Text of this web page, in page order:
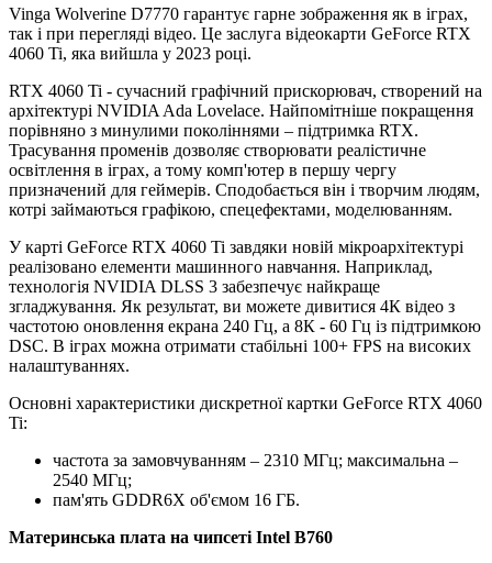
Vinga Wolverine D7770 гарантує гарне зображення як в іграх,
так і при перегляді відео. Це заслуга відеокарти GeForce RTX
4060 Ti, яка вийшла у 2023 році.
RTX 4060 Ti - сучасний графічний прискорювач, створений на
архітектурі NVIDIA Ada Lovelace. Найпомітніше покращення
порівняно з минулими поколіннями – підтримка RTX.
Трасування променів дозволяє створювати реалістичне
освітлення в іграх, а тому комп'ютер в першу чергу
призначений для геймерів. Сподобається він і творчим людям,
котрі займаються графікою, спецефектами, моделюванням.
У карті GeForce RTX 4060 Ti завдяки новій мікроархітектурі
реалізовано елементи машинного навчання. Наприклад,
технологія NVIDIA DLSS 3 забезпечує найкраще
згладжування. Як результат, ви можете дивитися 4К відео з
частотою оновлення екрана 240 Гц, а 8К - 60 Гц із підтримкою
DSC. В іграх можна отримати стабільні 100+ FPS на високих
налаштуваннях.
Основні характеристики дискретної картки GeForce RTX 4060
Ti:
частота за замовчуванням – 2310 МГц; максимальна –
2540 МГц;
пам'ять GDDR6X об'ємом 16 ГБ.
Материнська плата на чипсеті Intel B760